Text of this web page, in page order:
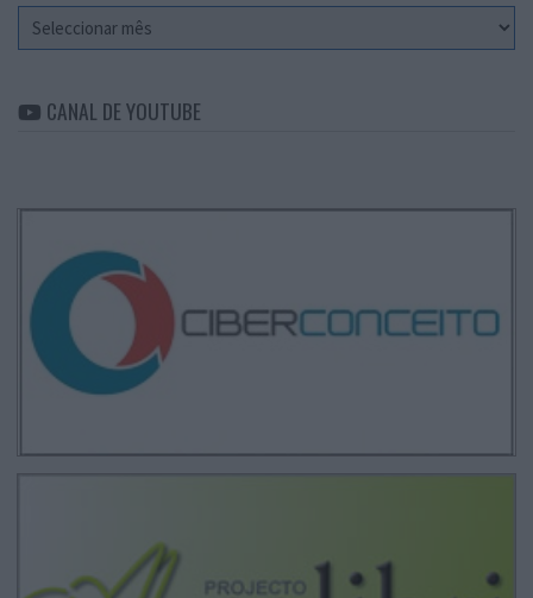
Arquivo
CANAL DE YOUTUBE